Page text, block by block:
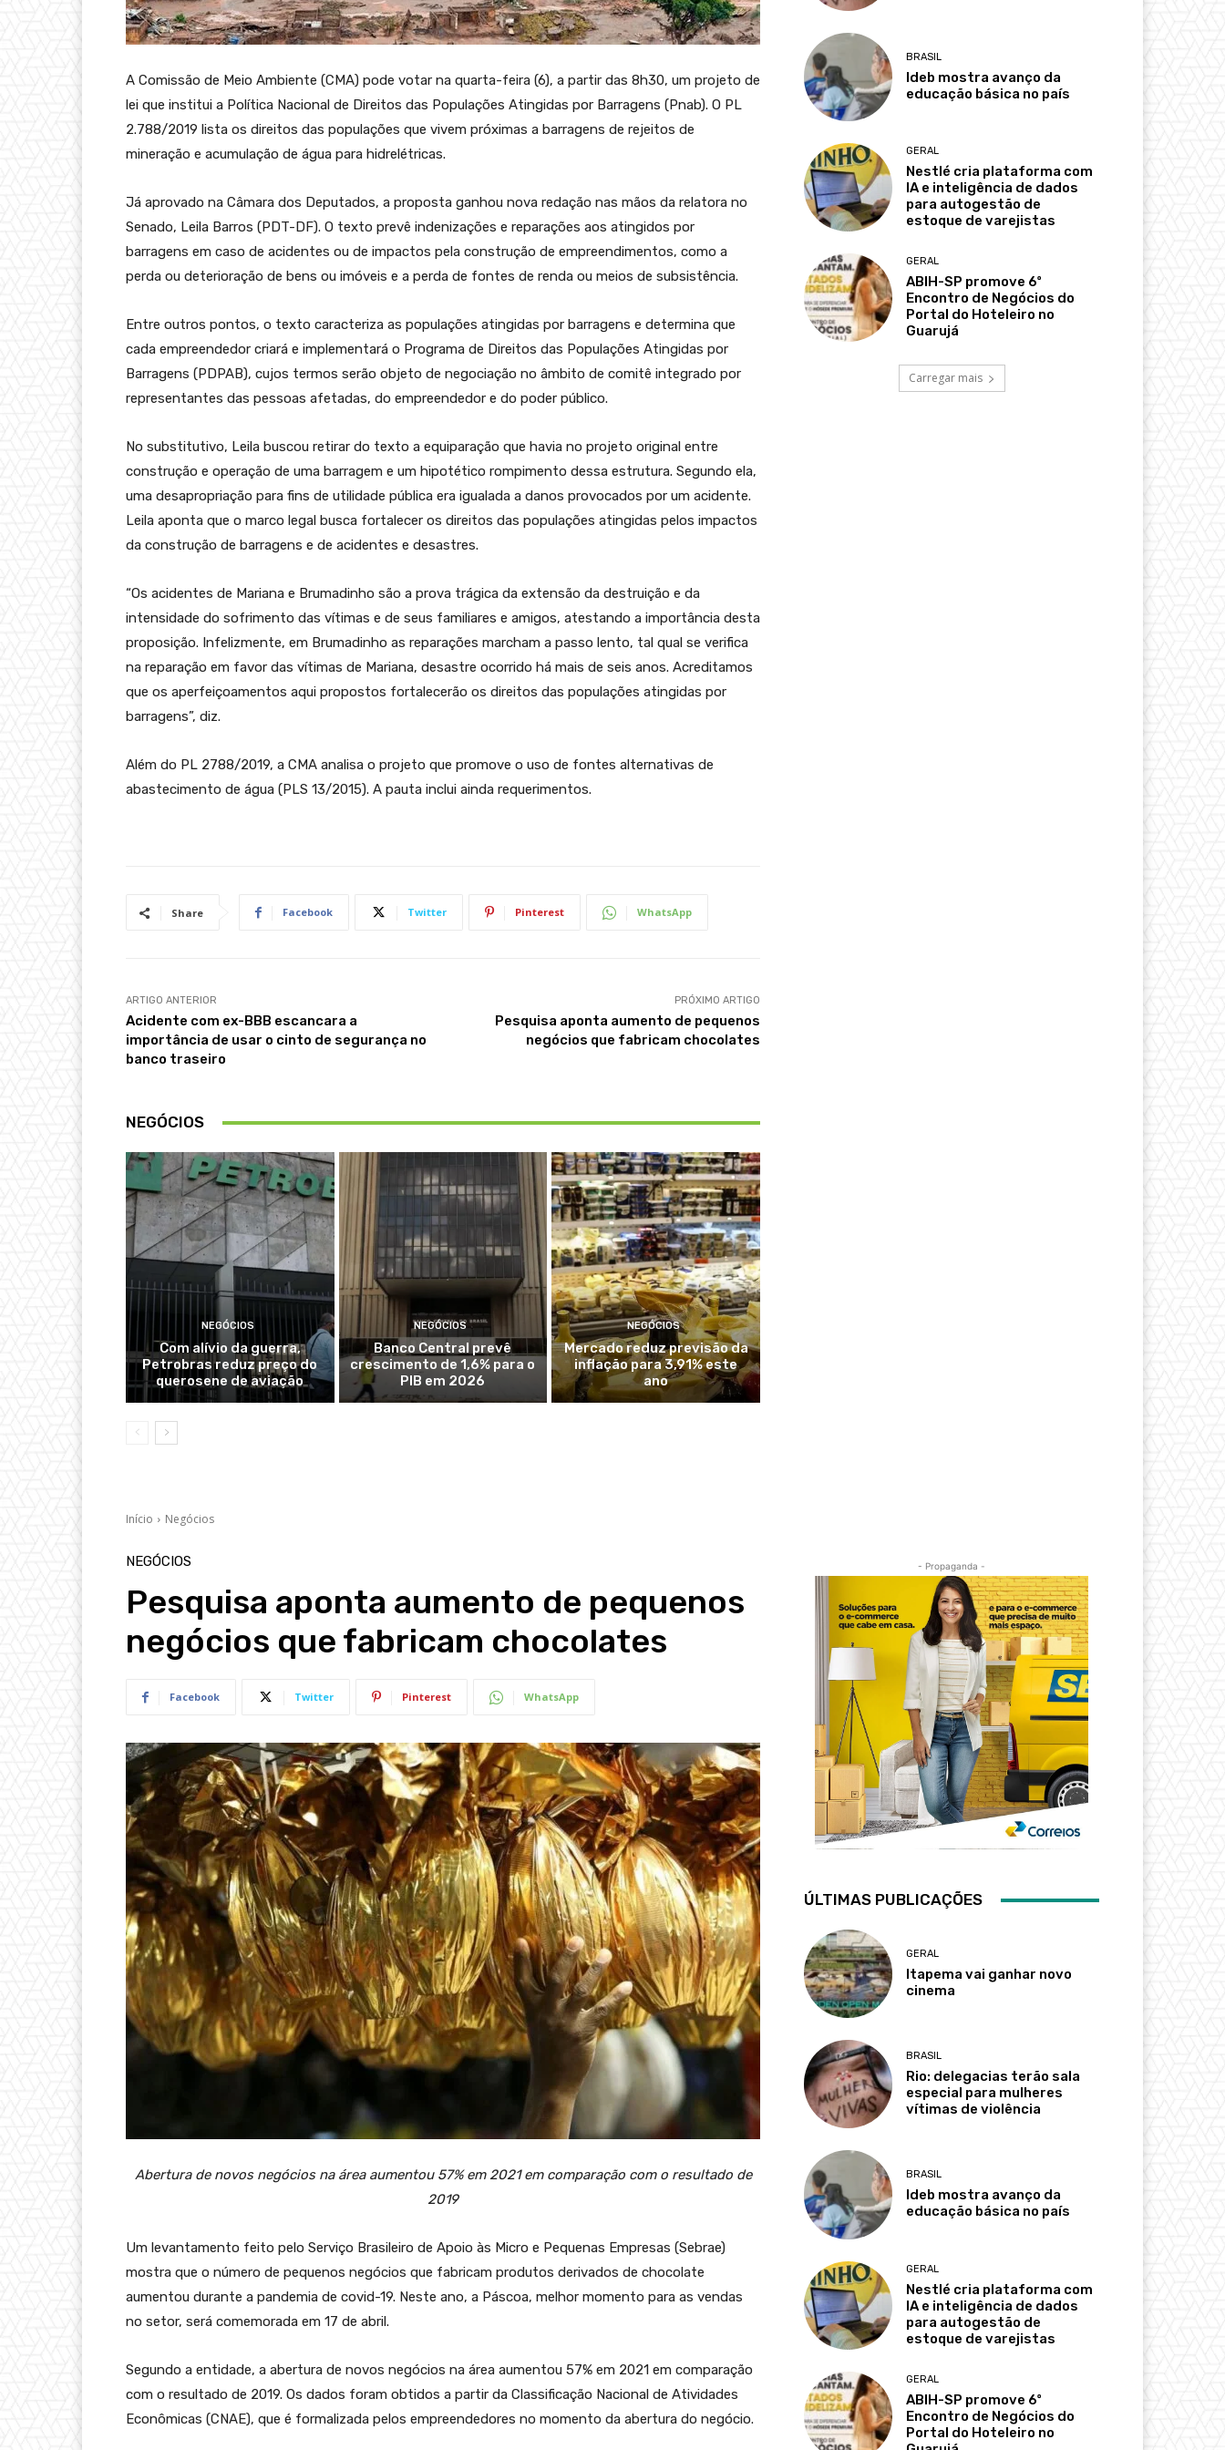
A Comissão de Meio Ambiente (CMA) pode votar na quarta-feira (6), a partir das 8h30, um projeto de
lei que institui a Política Nacional de Direitos das Populações Atingidas por Barragens (Pnab). O PL
2.788/2019 lista os direitos das populações que vivem próximas a barragens de rejeitos de
mineração e acumulação de água para hidrelétricas.
Já aprovado na Câmara dos Deputados, a proposta ganhou nova redação nas mãos da relatora no
Senado, Leila Barros (PDT-DF). O texto prevê indenizações e reparações aos atingidos por
barragens em caso de acidentes ou de impactos pela construção de empreendimentos, como a
perda ou deterioração de bens ou imóveis e a perda de fontes de renda ou meios de subsistência.
Entre outros pontos, o texto caracteriza as populações atingidas por barragens e determina que
cada empreendedor criará e implementará o Programa de Direitos das Populações Atingidas por
Barragens (PDPAB), cujos termos serão objeto de negociação no âmbito de comitê integrado por
representantes das pessoas afetadas, do empreendedor e do poder público.
No substitutivo, Leila buscou retirar do texto a equiparação que havia no projeto original entre
construção e operação de uma barragem e um hipotético rompimento dessa estrutura. Segundo ela,
uma desapropriação para fins de utilidade pública era igualada a danos provocados por um acidente.
Leila aponta que o marco legal busca fortalecer os direitos das populações atingidas pelos impactos
da construção de barragens e de acidentes e desastres.
“Os acidentes de Mariana e Brumadinho são a prova trágica da extensão da destruição e da
intensidade do sofrimento das vítimas e de seus familiares e amigos, atestando a importância desta
proposição. Infelizmente, em Brumadinho as reparações marcham a passo lento, tal qual se verifica
na reparação em favor das vítimas de Mariana, desastre ocorrido há mais de seis anos. Acreditamos
que os aperfeiçoamentos aqui propostos fortalecerão os direitos das populações atingidas por
barragens”, diz.
Além do PL 2788/2019, a CMA analisa o projeto que promove o uso de fontes alternativas de
abastecimento de água (PLS 13/2015). A pauta inclui ainda requerimentos.
Share Facebook Twitter Pinterest WhatsApp
ARTIGO ANTERIOR
Acidente com ex-BBB escancara a
importância de usar o cinto de segurança no
banco traseiro
PRÓXIMO ARTIGO
Pesquisa aponta aumento de pequenos
negócios que fabricam chocolates
NEGÓCIOS
NEGÓCIOS
Com alívio da guerra,
Petrobras reduz preço do
querosene de aviação
NEGÓCIOS
Banco Central prevê
crescimento de 1,6% para o
PIB em 2026
NEGÓCIOS
Mercado reduz previsão da
inflação para 3,91% este
ano
BRASIL
Ideb mostra avanço da
educação básica no país
GERAL
Nestlé cria plataforma com
IA e inteligência de dados
para autogestão de
estoque de varejistas
GERAL
ABIH-SP promove 6º
Encontro de Negócios do
Portal do Hoteleiro no
Guarujá
Carregar mais